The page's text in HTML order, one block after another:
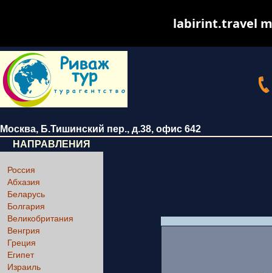
Москва, Б.Тишинский пер., д.38, офис 642
НАПРАВЛЕНИЯ
Россия
Абхазия
Беларусь
Болгария
Великобритания
Венгрия
Греция
Египет
Израиль
labirint.travel